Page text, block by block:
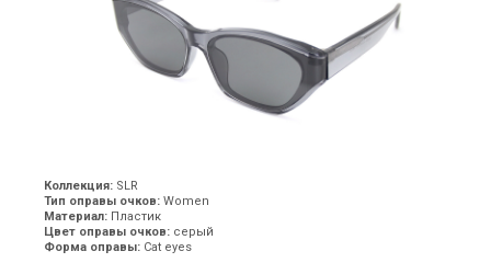
Коллекция: SLR
Тип оправы очков: Women
Материал: Пластик
Цвет оправы очков: серый
Форма оправы: Cat eyes